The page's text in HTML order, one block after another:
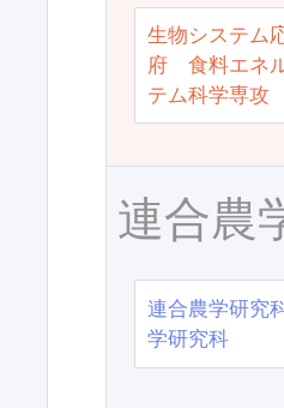
生物システム
府 食料エネ
テム科学専攻
連合農
連合農学研究
学研究科